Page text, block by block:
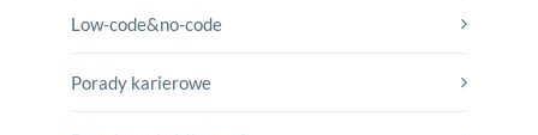
Low-code&no-code
Porady karierowe